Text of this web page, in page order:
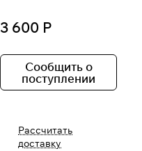
3 600 Р
Сообщить о
поступлении
Рассчитать
доставку